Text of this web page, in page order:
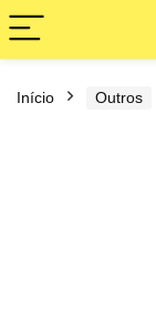
Início Outros